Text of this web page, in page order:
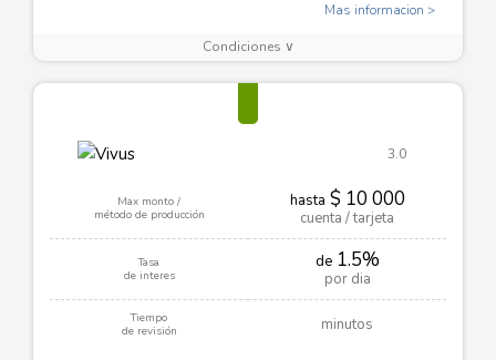
Mas informacion
Condiciones ∨
3.0
Max monto /
método de producción
hasta $ 10 000
cuenta / tarjeta
Tasa
de interes
de1.5%
por dia
Tiempo
de revisión
minutos